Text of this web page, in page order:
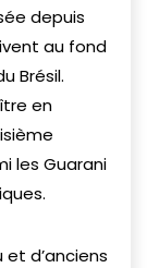
depuis
au fond
Brésil.
en
les Guarani
d’anciens